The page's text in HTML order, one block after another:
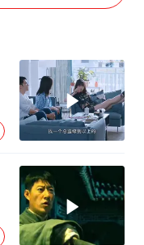
袭击贯穿浙江
吗
停课
共筑健康中国